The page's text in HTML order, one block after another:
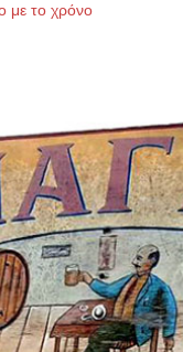
με το χρόνο